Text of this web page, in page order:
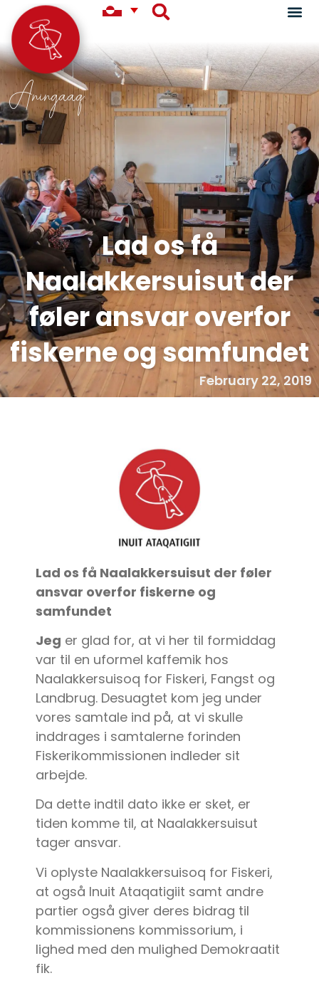
Aningaaq
Lad os få
Naalakkersuisut der
føler ansvar overfor
fiskerne og samfundet
February 22, 2019
Lad os få Naalakkersuisut der føler
ansvar overfor fiskerne og
samfundet
Jeg er glad for, at vi her til formiddag
var til en uformel kaffemik hos
Naalakkersuisoq for Fiskeri, Fangst og
Landbrug. Desuagtet kom jeg under
vores samtale ind på, at vi skulle
inddrages i samtalerne forinden
Fiskerikommissionen indleder sit
arbejde.
Da dette indtil dato ikke er sket, er
tiden komme til, at Naalakkersuisut
tager ansvar.
Vi oplyste Naalakkersuisoq for Fiskeri,
at også Inuit Ataqatigiit samt andre
partier også giver deres bidrag til
kommissionens kommissorium, i
lighed med den mulighed Demokraatit
fik.